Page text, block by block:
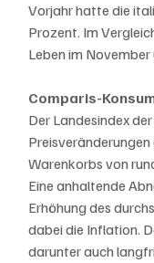
Vorjahr hatte die
Prozent. Im
Leben im
Comparis-
Der Landesindex
Warenkorbs von
Eine anhaltende
Erhöhung des
dabei die Inflation.
darunter auch